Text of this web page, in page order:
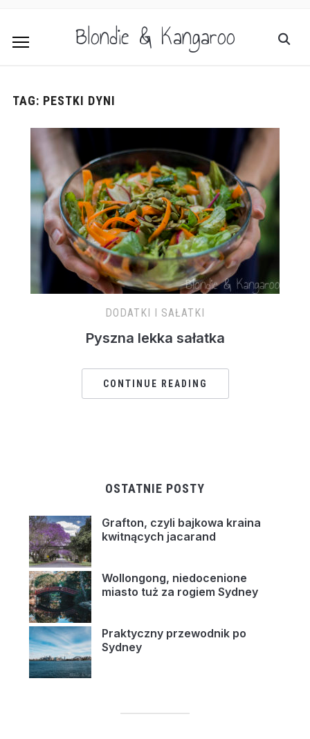
Blondie & Kangaroo
TAG: PESTKI DYNI
DODATKI I SAŁATKI
Pyszna lekka sałatka
CONTINUE READING
OSTATNIE POSTY
Grafton, czyli bajkowa kraina
kwitnących jacarand
Wollongong, niedocenione
miasto tuż za rogiem Sydney
Praktyczny przewodnik po
Sydney